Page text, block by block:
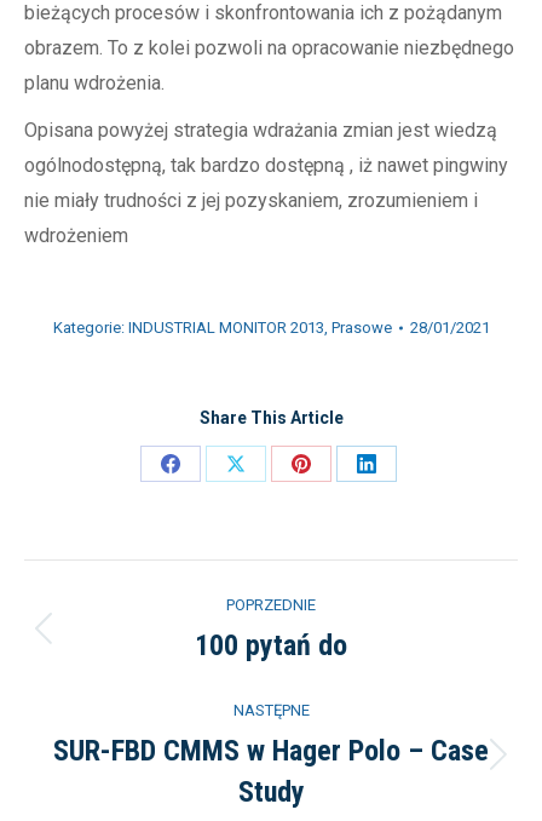
bieżących procesów i skonfrontowania ich z pożądanym
obrazem. To z kolei pozwoli na opracowanie niezbędnego
planu wdrożenia.
Opisana powyżej strategia wdrażania zmian jest wiedzą
ogólnodostępną, tak bardzo dostępną , iż nawet pingwiny
nie miały trudności z jej pozyskaniem, zrozumieniem i
wdrożeniem
Kategorie: INDUSTRIAL MONITOR 2013, Prasowe 28/01/2021
Share This Article
Share
Share
Share
Share
Nawigacja
wpisów
POPRZEDNIE
Poprzedni
100 pytań do
NASTĘPNE
Następny
wpis:
SUR-FBD CMMS w Hager Polo – Case
Study